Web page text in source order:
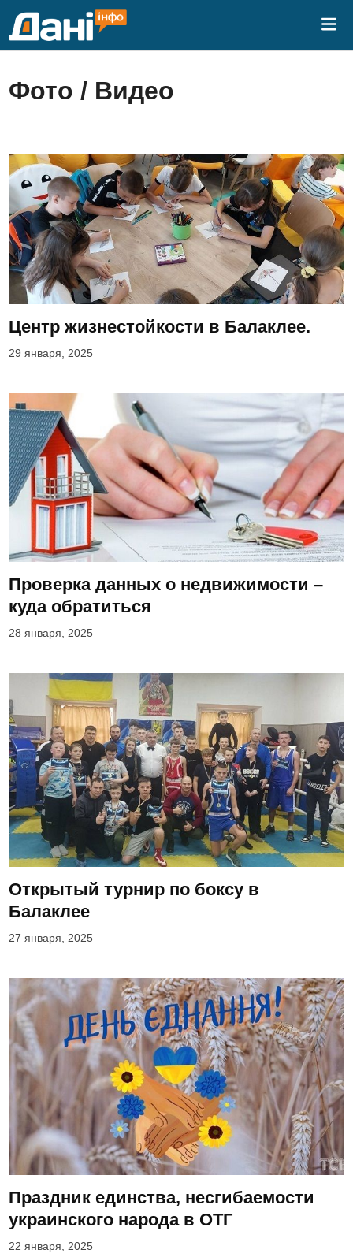
Фото / Видео
Центр жизнестойкости в Балаклее.
29 января, 2025
Проверка данных о недвижимости –
куда обратиться
28 января, 2025
Открытый турнир по боксу в
Балаклее
27 января, 2025
Праздник единства, несгибаемости
украинского народа в ОТГ
22 января, 2025